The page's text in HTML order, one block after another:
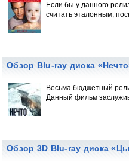
Если бы у данного
считать эталонным,
Обзор Blu-ray диска
Весьма бюджетный
Данный фильм
Обзор 3D Blu-ray диска